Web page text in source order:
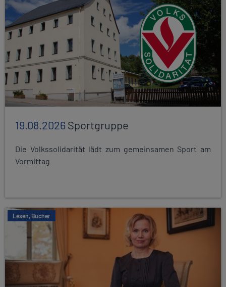
19.08.2026Sportgruppe
Die Volkssolidarität lädt zum gemeinsamen Sport am
Vormittag
Lesen, Bücher